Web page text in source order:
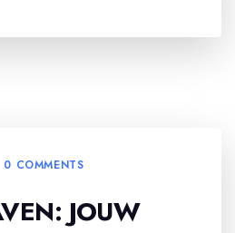
0 COMMENTS
JOUW